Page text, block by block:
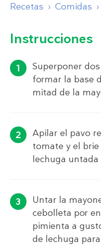
Recetas Comidas
Instrucciones
Superponer
formar la base
mitad de la
Apilar el pavo
tomate y el
lechuga untada
Untar la
cebolleta por
pimienta a
de lechuga